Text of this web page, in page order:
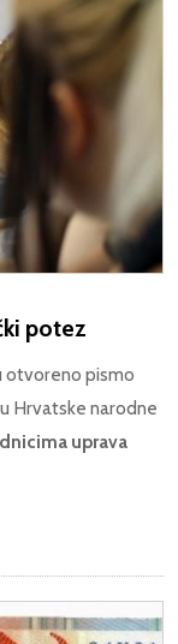
potez
otvoreno pismo
Hrvatske narodne
uprava